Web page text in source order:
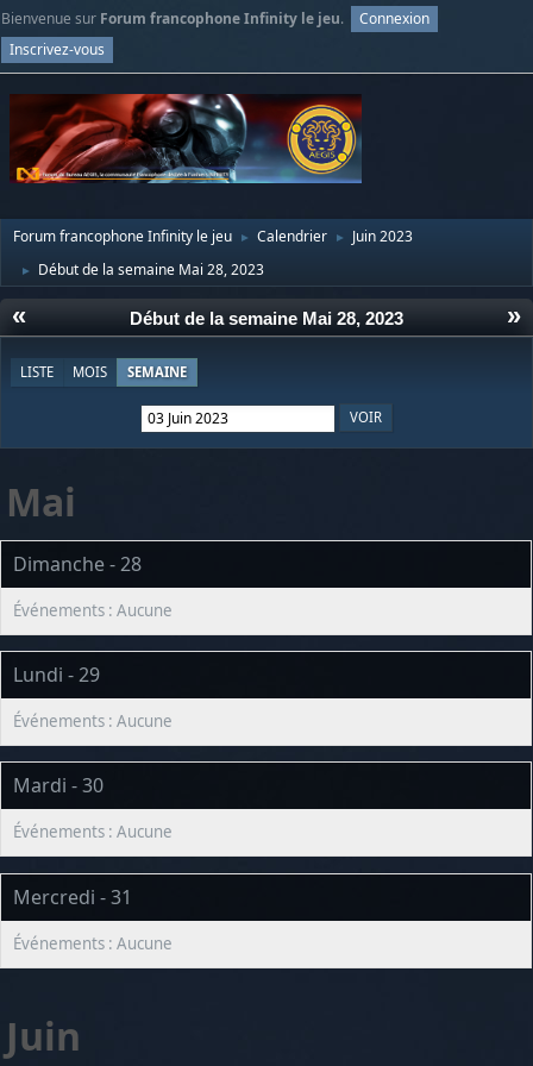
Bienvenue sur Forum francophone Infinity le jeu.
Connexion
Inscrivez-vous
Forum francophone Infinity le jeu ► Calendrier ► Juin 2023
► Début de la semaine Mai 28, 2023
« »
Début de la semaine Mai 28, 2023
LISTE MOIS SEMAINE
Mai
Dimanche - 28
Lundi - 29
Mardi - 30
Mercredi - 31
Juin